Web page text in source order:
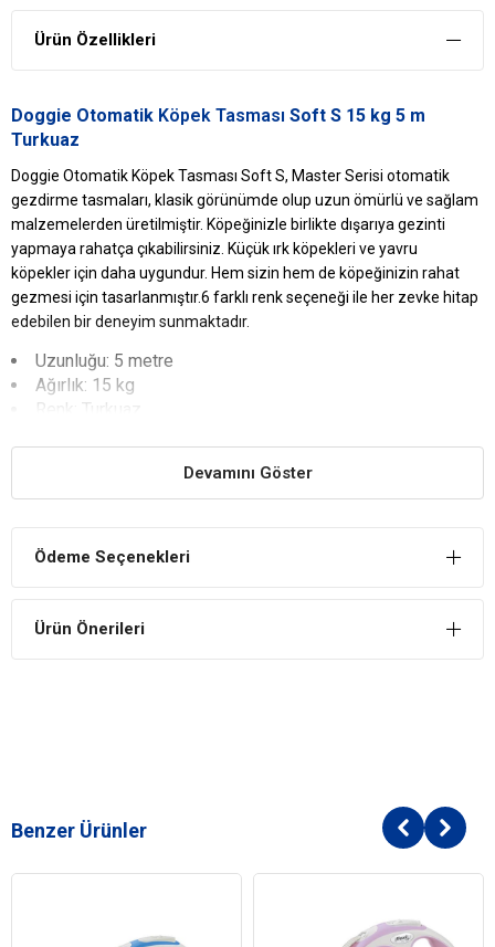
Ürün Özellikleri
Doggie Otomatik Köpek Tasması Soft S 15 kg 5 m
Turkuaz
Doggie Otomatik Köpek Tasması Soft S, Master Serisi otomatik
gezdirme tasmaları, klasik görünümde olup uzun ömürlü ve sağlam
malzemelerden üretilmiştir. Köpeğinizle birlikte dışarıya gezinti
yapmaya rahatça çıkabilirsiniz. Küçük ırk köpekleri ve yavru
köpekler için daha uygundur. Hem sizin hem de köpeğinizin rahat
gezmesi için tasarlanmıştır.6 farklı renk seçeneği ile her zevke hitap
edebilen bir deneyim sunmaktadır.
Uzunluğu: 5 metre
Ağırlık: 15 kg
Renk: Turkuaz
Doggie Otomatik Köpek Tasması Soft S Yararları
Doğal Malzemelerden Üretilmiş
elde edilmiştir.
nedeniyle günlük kullanıma uygundur.
Devamını Göster
Ödeme Seçenekleri
Ürün Önerileri
Benzer Ürünler